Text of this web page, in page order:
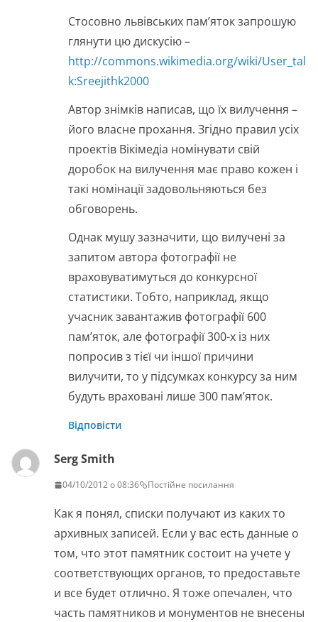
Стосовно львівських пам’яток запрошую
глянути цю дискусію –
http://commons.wikimedia.org/wiki/User_tal
k:Sreejithk2000
Автор знімків написав, що їх вилучення –
його власне прохання. Згідно правил усіх
проектів Вікімедіа номінувати свій
доробок на вилучення має право кожен і
такі номінації задовольняються без
обговорень.
Однак мушу зазначити, що вилучені за
запитом автора фотографії не
враховуватимуться до конкурсної
статистики. Тобто, наприклад, якщо
учасник завантажив фотографії 600
пам’яток, але фотографії 300-х із них
попросив з тієї чи іншої причини
вилучити, то у підсумках конкурсу за ним
будуть враховані лише 300 пам’яток.
Відповісти
Serg Smith
04/10/2012 о 08:36 Постійне посилання
Как я понял, списки получают из каких то
архивных записей. Если у вас есть данные о
том, что этот памятник состоит на учете у
соответствующих органов, то предоставьте
и все будет отлично. Я тоже опечален, что
часть памятников и монументов не внесены